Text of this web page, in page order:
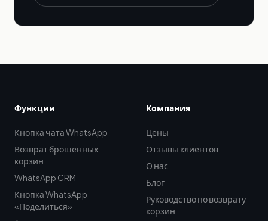
Функции
Кнопка чата WhatsApp
Возврат брошенных
корзин
WhatsApp CRM
Кнопка WhatsApp
«Поделиться»
Компания
Цены
Отзывы клиентов
О нас
Блог
Руководство по возврату
корзин